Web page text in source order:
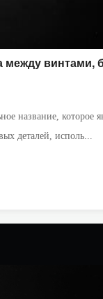
между винтами,
название, которое
деталей, исполь...